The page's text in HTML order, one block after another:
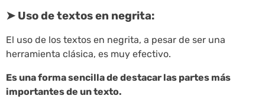
➤ Uso de textos en negrita:
El uso de los textos en negrita, a pesar de ser una
herramienta clásica, es muy efectivo.
Es una forma sencilla de destacar las partes más
importantes de un texto.